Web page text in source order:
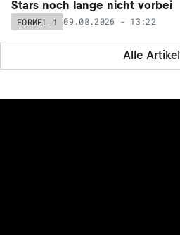
Alle Artikel
Stars noch lange nicht vorbei
FORMEL 1 09.08.2026 - 13:22